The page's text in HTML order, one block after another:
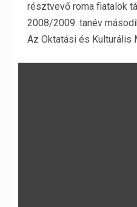
résztvevő roma fiatalok
2008/2009. tanév
Az Oktatási és Kulturális